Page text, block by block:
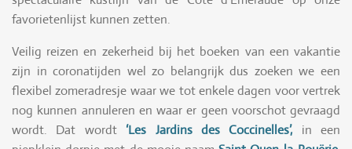
favorietenlijst kunnen zetten.
Veilig reizen en zekerheid bij het boeken van een vakantie
zijn in coronatijden wel zo belangrijk dus zoeken we een
flexibel zomeradresje waar we tot enkele dagen voor vertrek
nog kunnen annuleren en waar er geen voorschot gevraagd
wordt. Dat wordt ‘Les Jardins des Coccinelles’, in een